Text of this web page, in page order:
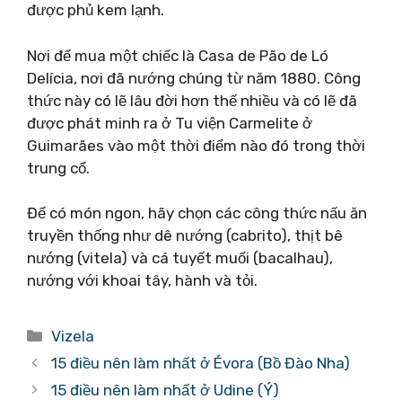
được phủ kem lạnh.
Nơi để mua một chiếc là Casa de Pão de Ló
Delícia, nơi đã nướng chúng từ năm 1880. Công
thức này có lẽ lâu đời hơn thế nhiều và có lẽ đã
được phát minh ra ở Tu viện Carmelite ở
Guimarães vào một thời điểm nào đó trong thời
trung cổ.
Để có món ngon, hãy chọn các công thức nấu ăn
truyền thống như dê nướng (cabrito), thịt bê
nướng (vitela) và cá tuyết muối (bacalhau),
nướng với khoai tây, hành và tỏi.
Danh
mục
Vizela
15 điều nên làm nhất ở Évora (Bồ Đào Nha)
15 điều nên làm nhất ở Udine (Ý)